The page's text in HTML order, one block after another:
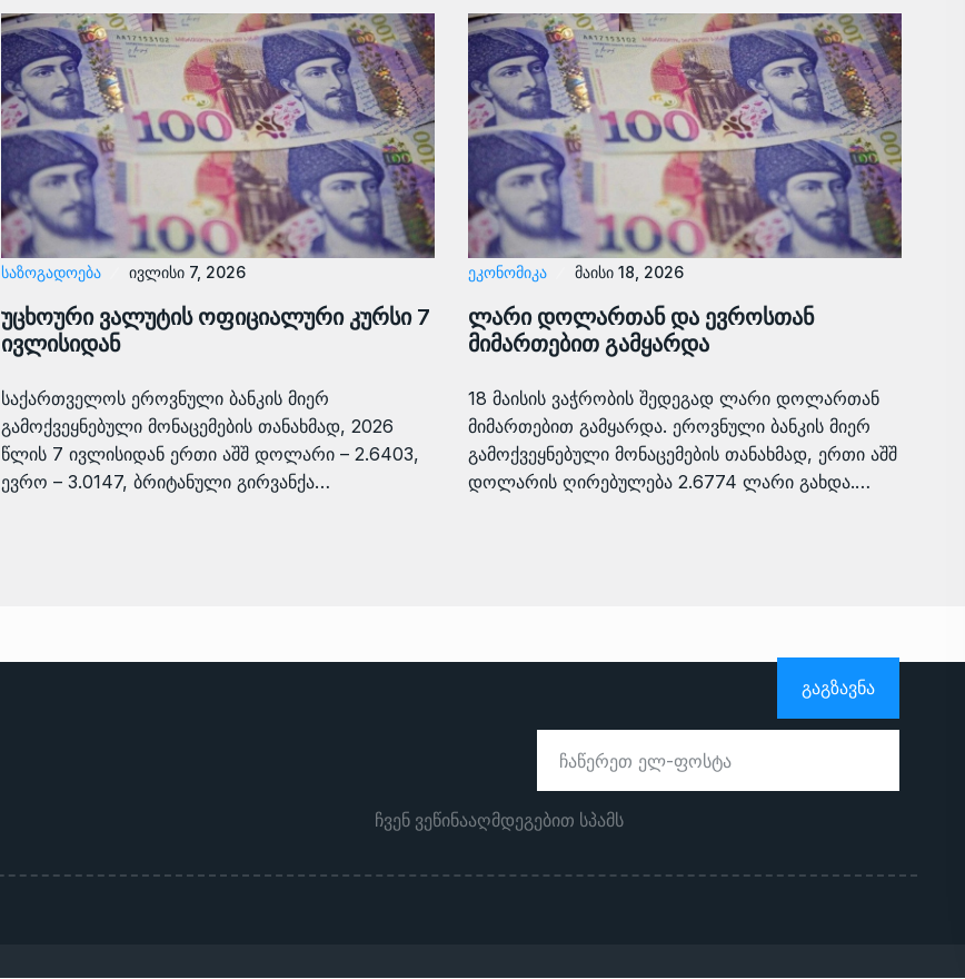
ᲡᲐᲖᲝᲒᲐᲓᲝᲔᲑᲐ ივლისი 7, 2026
უცხოური ვალუტის ოფიციალური კურსი 7
ივლისიდან
საქართველოს ეროვნული ბანკის მიერ
გამოქვეყნებული მონაცემების თანახმად, 2026
წლის 7 ივლისიდან ერთი აშშ დოლარი – 2.6403,
ევრო – 3.0147, ბრიტანული გირვანქა…
ᲔᲙᲝᲜᲝᲛᲘᲙᲐ მაისი 18, 2026
ლარი დოლართან და ევროსთან
მიმართებით გამყარდა
18 მაისის ვაჭრობის შედეგად ლარი დოლართან
მიმართებით გამყარდა. ეროვნული ბანკის მიერ
გამოქვეყნებული მონაცემების თანახმად, ერთი აშშ
დოლარის ღირებულება 2.6774 ლარი გახდა.…
ᲒᲐᲒᲖᲐᲕᲜᲐ
ჩვენ ვეწინააღმდეგებით სპამს